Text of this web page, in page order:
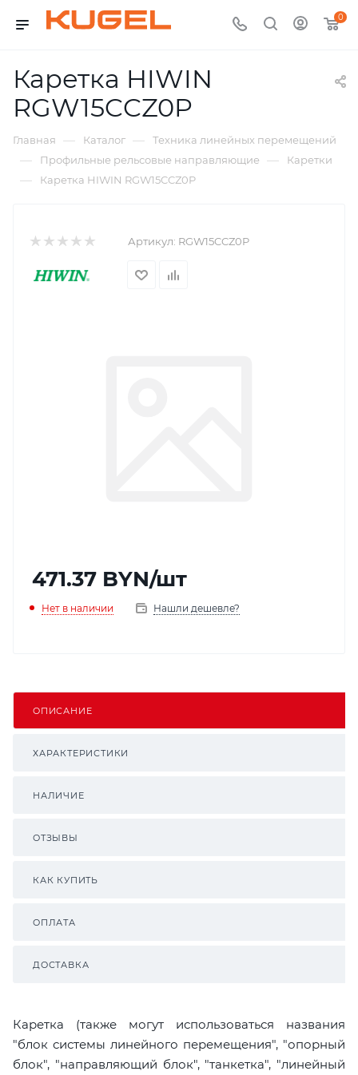
0
Каретка HIWIN
RGW15CCZ0P
Главная — Каталог — Техника линейных перемещений
— Профильные рельсовые направляющие — Каретки
— Каретка HIWIN RGW15CCZ0P
Артикул: RGW15CCZ0P
471.37 BYN/шт
Нет в наличии Нашли дешевле?
ОПИСАНИЕ
ХАРАКТЕРИСТИКИ
НАЛИЧИЕ
ОТЗЫВЫ
КАК КУПИТЬ
ОПЛАТА
ДОСТАВКА
Каретка (также могут использоваться названия
"блок системы линейного перемещения", "опорный
блок", "направляющий блок", "танкетка", "линейный